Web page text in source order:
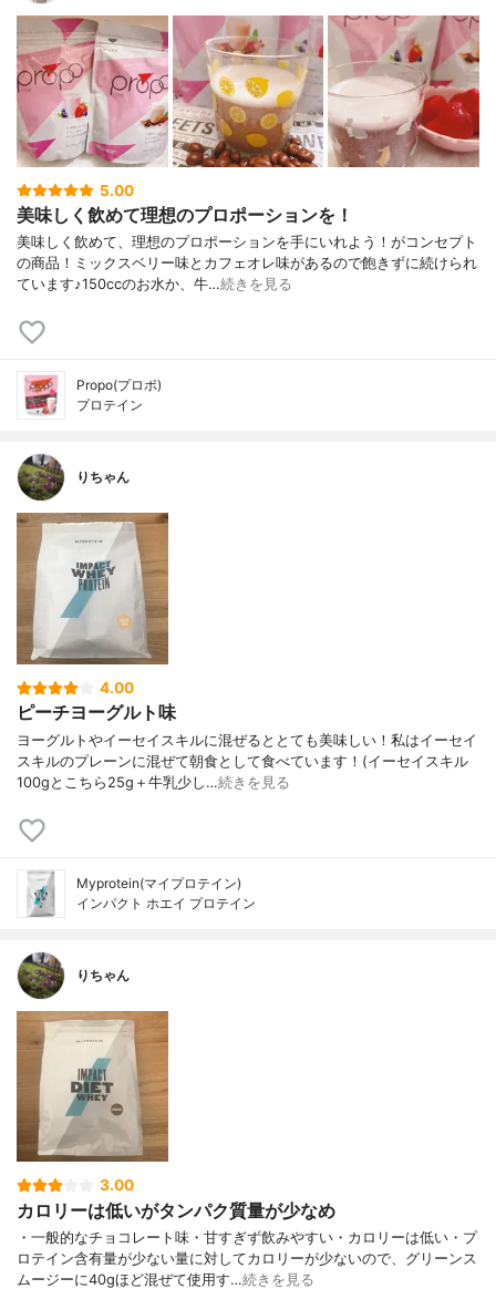
5.00
美味しく飲めて理想のプロポーションを！
美味しく飲めて、理想のプロポーションを手にいれよう！がコンセプト
の商品！ミックスベリー味とカフェオレ味があるので飽きずに続けられ
ています♪150ccのお水か、牛…続きを見る
Propo(プロポ)
プロテイン
りちゃん
4.00
ピーチヨーグルト味
ヨーグルトやイーセイスキルに混ぜるととても美味しい！私はイーセイ
スキルのプレーンに混ぜて朝食として食べています！(イーセイスキル
100gとこちら25g＋牛乳少し…続きを見る
Myprotein(マイプロテイン)
インパクト ホエイ プロテイン
りちゃん
3.00
カロリーは低いがタンパク質量が少なめ
・一般的なチョコレート味・甘すぎず飲みやすい・カロリーは低い・プ
ロテイン含有量が少ない量に対してカロリーが少ないので、グリーンス
ムージーに40gほど混ぜて使用す…続きを見る